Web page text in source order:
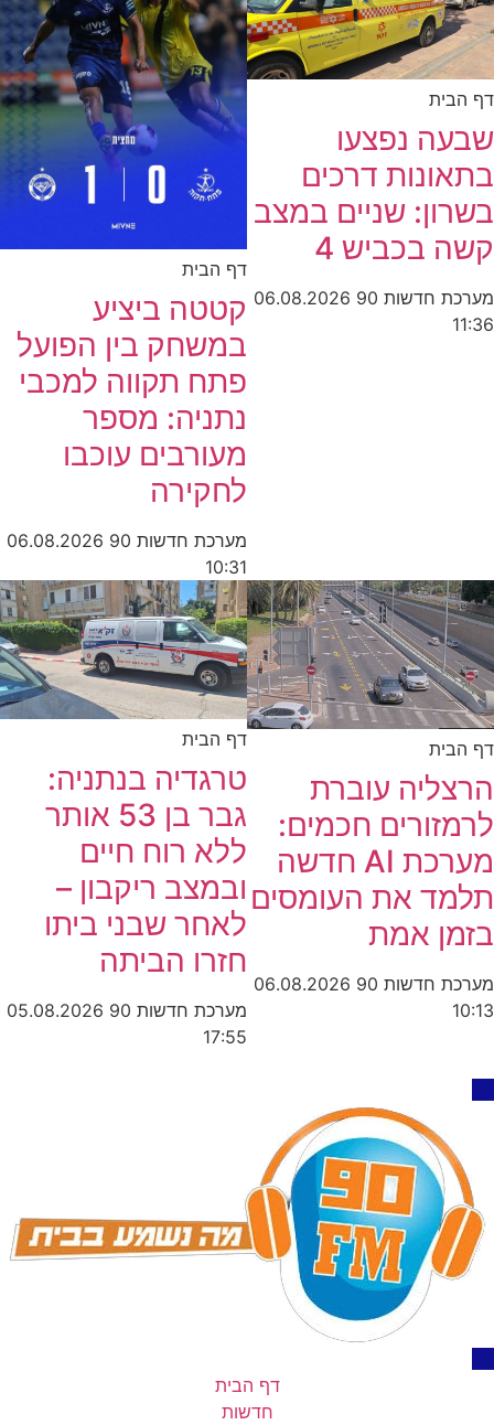
דף הבית
שבעה נפצעו
בתאונות דרכים
בשרון: שניים במצב
קשה בכביש 4
מערכת חדשות 90
06.08.2026
11:36
דף הבית
קטטה ביציע
במשחק בין הפועל
פתח תקווה למכבי
נתניה: מספר
מעורבים עוכבו
לחקירה
מערכת חדשות 90
06.08.2026
10:31
דף הבית
הרצליה עוברת
לרמזורים חכמים:
מערכת AI חדשה
תלמד את העומסים
בזמן אמת
מערכת חדשות 90
06.08.2026
10:13
דף הבית
טרגדיה בנתניה:
גבר בן 53 אותר
ללא רוח חיים
ובמצב ריקבון –
לאחר שבני ביתו
חזרו הביתה
מערכת חדשות 90
05.08.2026
17:55
דף הבית
חדשות